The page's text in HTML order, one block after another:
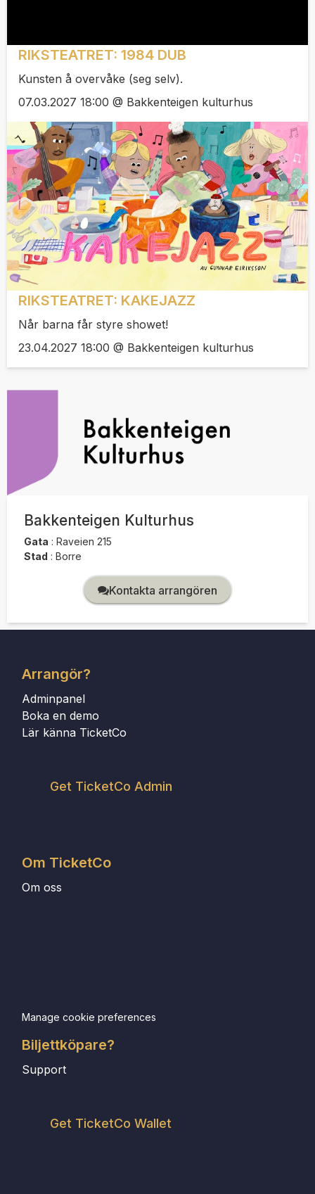
RIKSTEATRET: 1984 DUB
Kunsten å overvåke (seg selv).
07.03.2027 18:00 @ Bakkenteigen kulturhus
RIKSTEATRET: KAKEJAZZ
Når barna får styre showet!
23.04.2027 18:00 @ Bakkenteigen kulturhus
Bakkenteigen Kulturhus
Gata : Raveien 215
Stad : Borre
Kontakta arrangören
Arrangör?
Adminpanel
Boka en demo
Lär känna TicketCo
Get TicketCo Admin
Om TicketCo
Om oss
Manage cookie preferences
Biljettköpare?
Support
Get TicketCo Wallet